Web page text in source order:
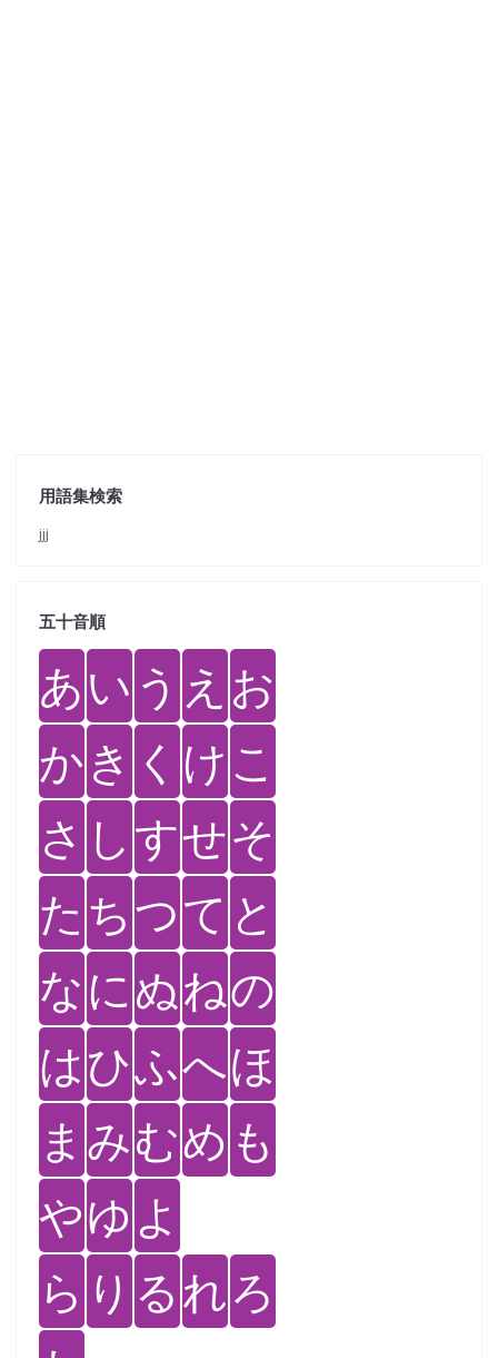
用語集検索
jjj
五十音順
あい う え お
かき く けこ
さ しすせそ
た ちつて と
なにぬねの
はひふへほ
ま みむめ も
やゆ よ
ら り るれろ